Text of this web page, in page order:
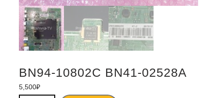
BN94-10802C BN41-02528A
5,500₽